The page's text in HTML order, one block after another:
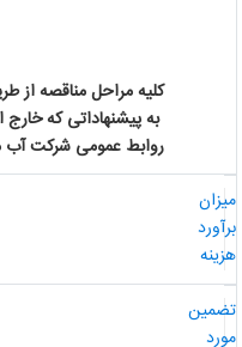
کلیه مراحل مناقصه از
به پیشنهاداتی که خارج
روابط عمومی شرکت آب